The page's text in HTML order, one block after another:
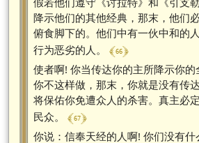
降示他们的其他经典，那末，他们
俯食脚下的。他们中有一伙中和的
行为恶劣的人。 ﴾ 66 ﴿
使者啊! 你当传达你的主所降示你
你不这样做，那末，你就是没有传
将保佑你免遭众人的杀害。真主必
民众。 ﴾ 67 ﴿
你说：信奉天经的人啊! 你们没有